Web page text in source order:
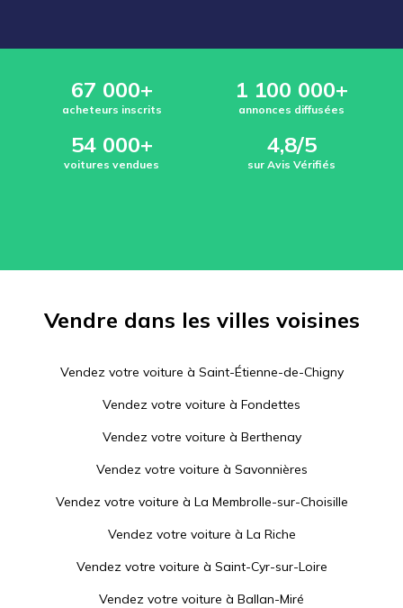
67 000+
acheteurs inscrits
1 100 000+
annonces diffusées
54 000+
voitures vendues
4,8/5
sur Avis Vérifiés
Vendre dans les villes voisines
Vendez votre voiture à Saint-Étienne-de-Chigny
Vendez votre voiture à Fondettes
Vendez votre voiture à Berthenay
Vendez votre voiture à Savonnières
Vendez votre voiture à La Membrolle-sur-Choisille
Vendez votre voiture à La Riche
Vendez votre voiture à Saint-Cyr-sur-Loire
Vendez votre voiture à Ballan-Miré